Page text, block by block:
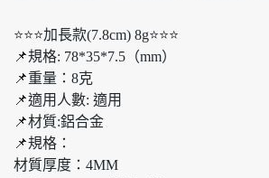
⭐️⭐️⭐️加長款(7.8cm) 8g⭐️⭐️⭐️
📌規格: 78*35*7.5（mm）
📌重量：8克
📌適用人數: 適用
📌材質:鋁合金
📌規格：
材質厚度：4MM